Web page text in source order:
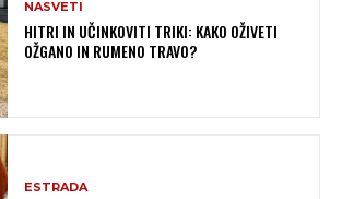
NASVETI
HITRI IN UČINKOVITI TRIKI: KAKO OŽIVETI
OŽGANO IN RUMENO TRAVO?
ESTRADA